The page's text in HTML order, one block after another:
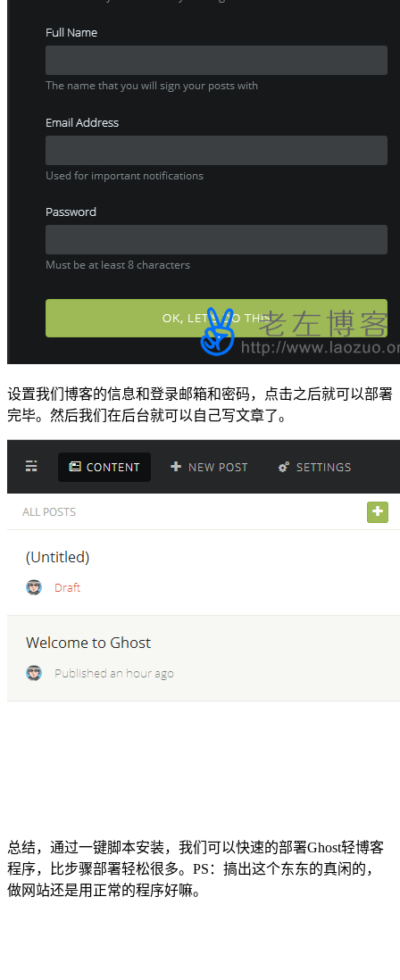
设置我们博客的信息和登录邮箱和密码，点击之后就可以部署
完毕。然后我们在后台就可以自己写文章了。
总结，通过一键脚本安装，我们可以快速的部署Ghost轻博客
程序，比步骤部署轻松很多。PS：搞出这个东东的真闲的，
做网站还是用正常的程序好嘛。